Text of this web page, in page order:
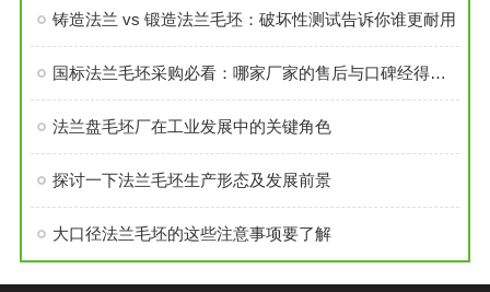
铸造法兰 vs 锻造法兰毛坯：破坏性测试告诉你谁更耐用
国标法兰毛坯采购必看：哪家厂家的售后与口碑经得起考验？
法兰盘毛坯厂在工业发展中的关键角色
探讨一下法兰毛坯生产形态及发展前景
大口径法兰毛坯的这些注意事项要了解